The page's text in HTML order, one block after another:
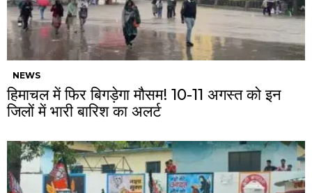
NEWS
हिमाचल में फिर बिगड़ेगा मौसम! 10-11 अगस्त को इन
जिलों में भारी बारिश का अलर्ट